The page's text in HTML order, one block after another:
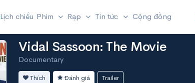
Lịch chiếu Phim Rạp Tin tức Cộng đồng
Vidal Sassoon: The Movie
Documentary
Thích Đánh giá Trailer